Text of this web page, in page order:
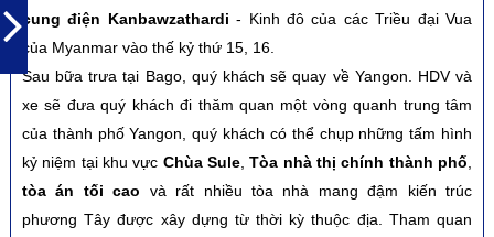
cung điện Kanbawzathardi- Kinh đô của các Triều đại Vua
của Myanmar vào thế kỷ thứ 15, 16.
Sau bữa trưa tại Bago, quý khách sẽ quay về Yangon. HDV và
xe sẽ đưa quý khách đi thăm quan một vòng quanh trung tâm
của thành phố Yangon, quý khách có thể chụp những tấm hình
kỷ niệm tại khu vực Chùa Sule ,Tòa nhà thị chính thành phố
tòa án tối cao và rất nhiều tòa nhà mang đậm kiến trúc
phương Tây được xây dựng từ thời kỳ thuộc địa. Tham quan